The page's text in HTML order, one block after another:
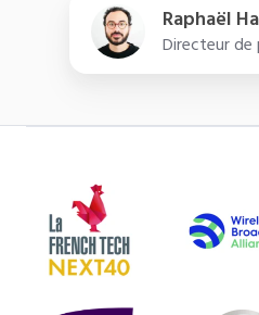
Raphaël
Directeur de